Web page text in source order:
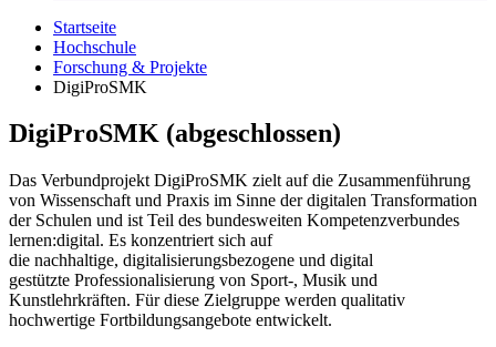
Startseite
Hochschule
Forschung & Projekte
DigiProSMK
DigiProSMK (abgeschlossen)
Das Verbundprojekt DigiProSMK zielt auf die Zusammenführung
von Wissenschaft und Praxis im Sinne der digitalen Transformation
der Schulen und ist Teil des bundesweiten Kompetenzverbundes
lernen:digital. Es konzentriert sich auf
die nachhaltige, digitalisierungsbezogene und digital
gestützte Professionalisierung von Sport-, Musik und
Kunstlehrkräften. Für diese Zielgruppe werden qualitativ
hochwertige Fortbildungsangebote entwickelt.